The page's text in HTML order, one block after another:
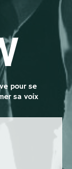
pour se
sa voix